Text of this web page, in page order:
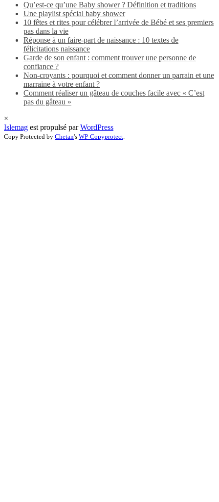
Qu’est-ce qu’une Baby shower ? Définition et traditions
Une playlist spécial baby shower
10 fêtes et rites pour célébrer l’arrivée de Bébé et ses premiers
pas dans la vie
Réponse à un faire-part de naissance : 10 textes de
félicitations naissance
Garde de son enfant : comment trouver une personne de
confiance ?
Non-croyants : pourquoi et comment donner un parrain et une
marraine à votre enfant ?
Comment réaliser un gâteau de couches facile avec « C’est
pas du gâteau »
×
Islemag est propulsé parWordPress
Copy Protected by Chetan's WP-Copyprotect.